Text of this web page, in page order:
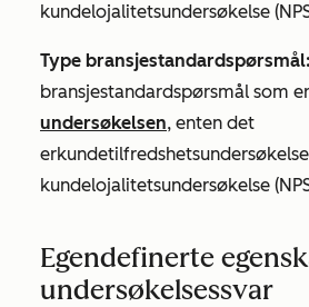
kundelojalitetsundersøkelse
Type bransjestandardspørsmål:
bransjestandardspørsmål som er
undersøkelsen, enten det
erkundetilfredshetsundersøkelse
kundelojalitetsundersøkelse
Egendefinerte
undersøkelsessvar